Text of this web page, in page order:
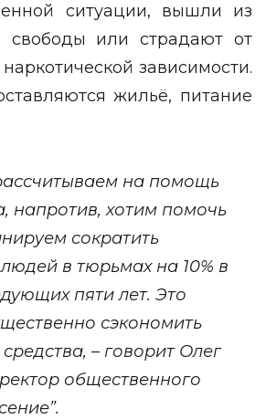
ситуации, вышли из
свободы или страдают от
зависимости.
жильё, питание
на помощь
напротив, хотим помочь
сократить
в тюрьмах на 10% в
пяти лет. Это
сэкономить
– говорит Олег
общественного